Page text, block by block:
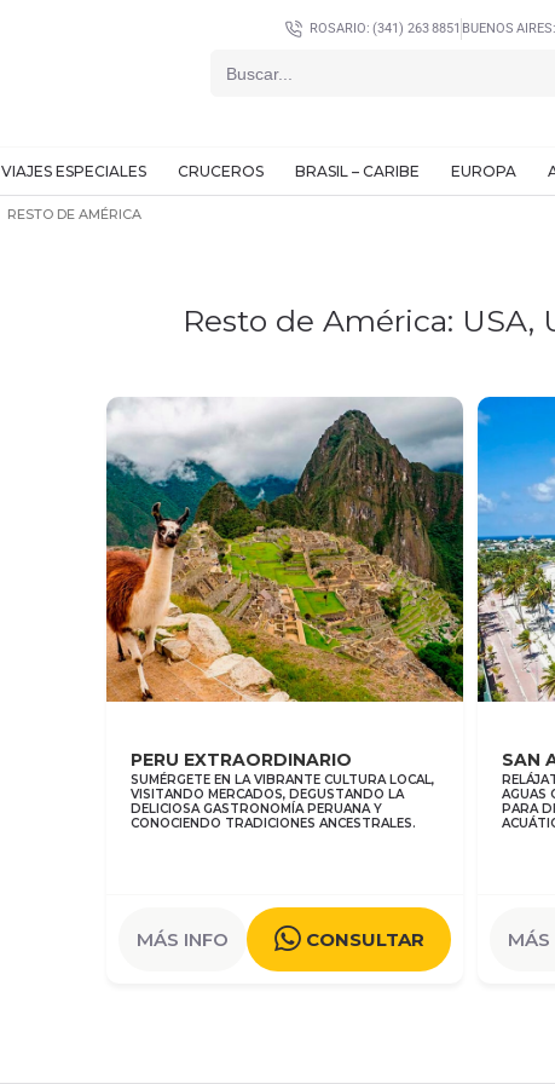
ROSARIO: (341) 263 8851 BUENOS
for:
VIAJES ESPECIALES CRUCEROS BRASIL – CARIBE EUROPA
RESTO DE AMÉRICA
Resto de América: USA,
PERU EXTRAORDINARIO
SUMÉRGETE EN LA VIBRANTE CULTURA LOCAL,
VISITANDO MERCADOS, DEGUSTANDO LA
DELICIOSA GASTRONOMÍA PERUANA Y
CONOCIENDO TRADICIONES ANCESTRALES.
MÁS INFO CONSULTAR
SAN
AGUAS
PARA
MÁS